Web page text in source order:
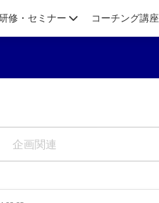
修・セミナー コーチング講座
企画関連